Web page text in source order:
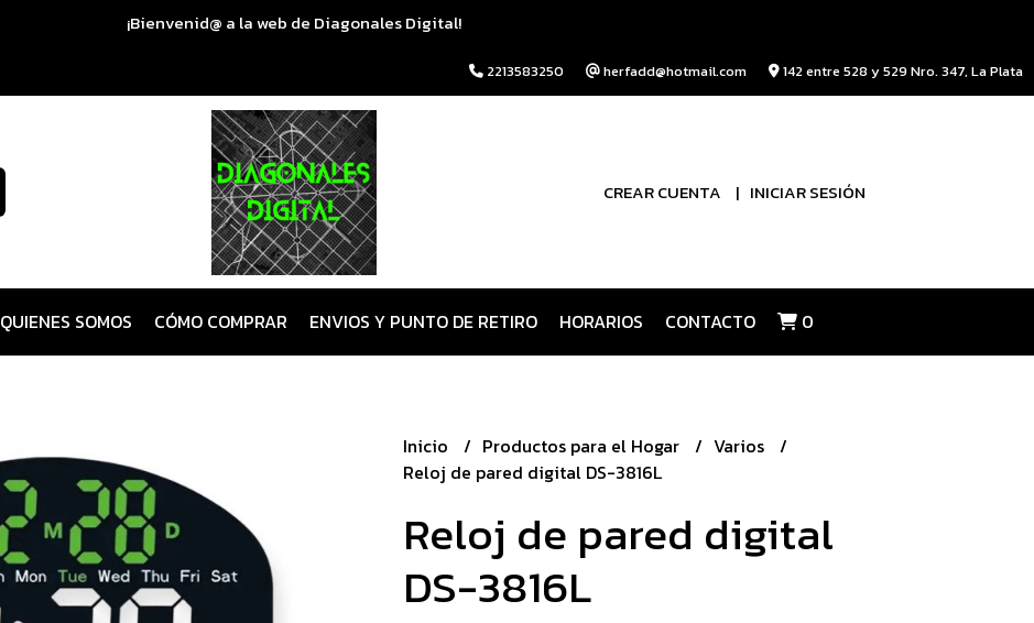
¡Bienvenid@ a la web de Diagonales Digital!
2213583250 herfadd@hotmail.com 142 entre 528 y 529 Nro. 347, La Plata
CREAR CUENTA INICIAR SESIÓN
QUIENES SOMOS CÓMO COMPRAR ENVIOS Y PUNTO DE RETIRO HORARIOS CONTACTO 0
Inicio Productos para el Hogar
Varios
Reloj de pared digital DS-3816L
Reloj de pared digital
DS-3816L